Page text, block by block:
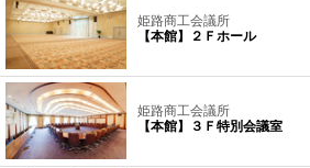
姫路商工会議所
【本館】２Ｆホール
姫路商工会議所
【本館】３Ｆ特別会議室